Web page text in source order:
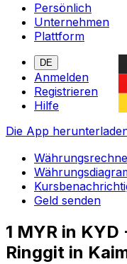
Persönlich
Unternehmen
Plattform
DE
Anmelden
Registrieren
Hilfe
Die App
Geld senden
1 MYR in
Ringgit in